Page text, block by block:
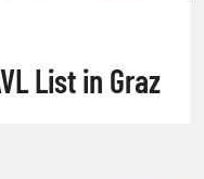
List in Graz